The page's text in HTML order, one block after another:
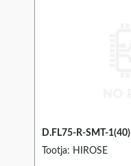
D.FL75-R-SMT-1(40)
Tootja: HIROSE